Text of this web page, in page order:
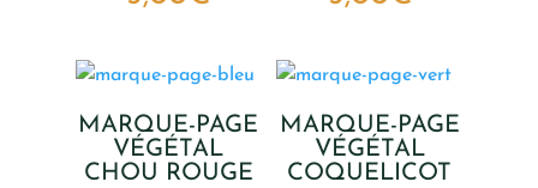
MARQUE-PAGE
VÉGÉTAL
CHOU ROUGE
MARQUE-PAGE
VÉGÉTAL
COQUELICOT